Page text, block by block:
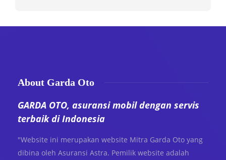
About Garda Oto
GARDA OTO, asuransi mobil dengan servis
terbaik di Indonesia
"Website ini merupakan website Mitra Garda Oto yang
dibina oleh Asuransi Astra. Pemilik website adalah